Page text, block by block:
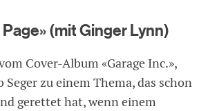
Page» (mit Ginger Lynn)
Cover-Album «Garage Inc.»,
Seger zu einem Thema, das schon
gerettet hat, wenn einem